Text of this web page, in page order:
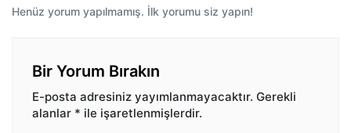
Henüz yorum yapılmamış. İlk yorumu siz yapın!
Bir Yorum Bırakın
E-posta adresiniz yayımlanmayacaktır. Gerekli
alanlar * ile işaretlenmişlerdir.